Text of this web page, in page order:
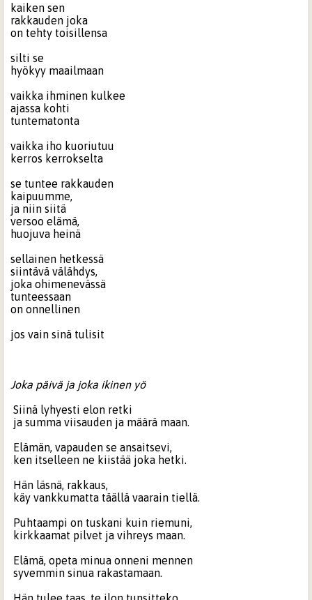
kaiken sen
rakkauden joka
on tehty toisillensa
silti se
hyökyy maailmaan
vaikka ihminen kulkee
ajassa kohti
tuntematonta
vaikka iho kuoriutuu
kerros kerrokselta
se tuntee rakkauden
kaipuumme,
ja niin siitä
versoo elämä,
huojuva heinä
sellainen hetkessä
siintävä välähdys,
joka ohimenevässä
tunteessaan
on onnellinen
jos vain sinä tulisit
Joka päivä ja joka ikinen yö
Siinä lyhyesti elon retki
ja summa viisauden ja määrä maan.
Elämän, vapauden se ansaitsevi,
ken itselleen ne kiistää joka hetki.
Hän läsnä, rakkaus,
käy vankkumatta täällä vaarain tiellä.
Puhtaampi on tuskani kuin riemuni,
kirkkaamat pilvet ja vihreys maan.
Elämä, opeta minua onneni mennen
syvemmin sinua rakastamaan.